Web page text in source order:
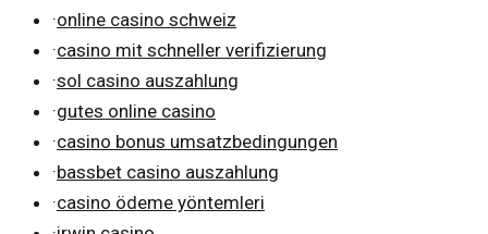
·online casino schweiz
·casino mit schneller verifizierung
·sol casino auszahlung
·gutes online casino
·casino bonus umsatzbedingungen
·bassbet casino auszahlung
·casino ödeme yöntemleri